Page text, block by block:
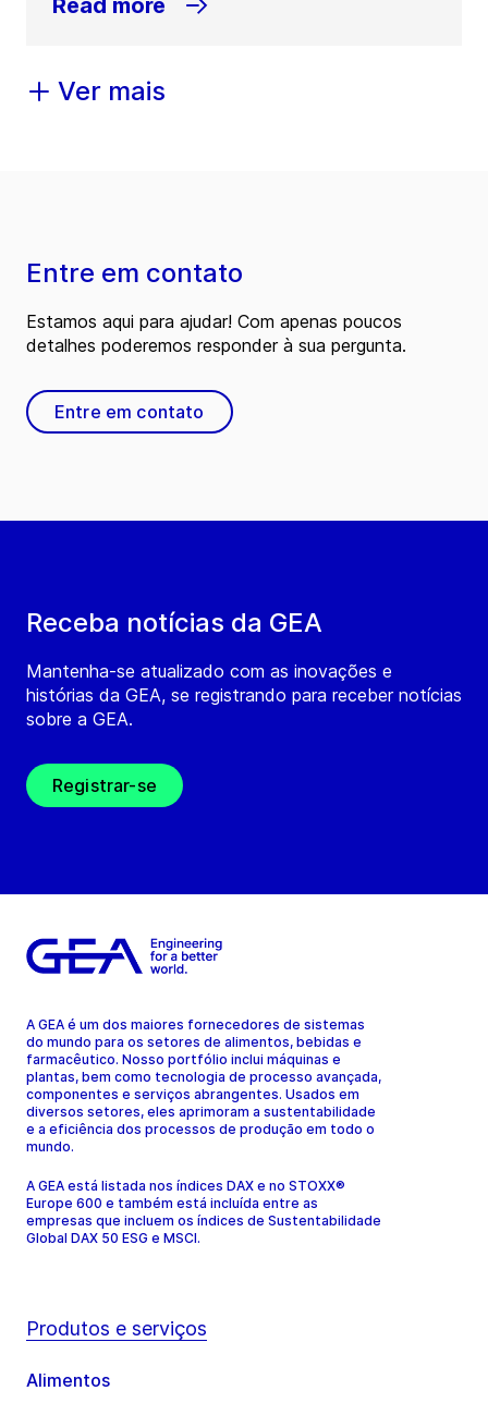
Read more
Ver mais
Receba notícias da GEA
Mantenha-se atualizado com as inovações e
histórias da GEA, se registrando para receber notícias
sobre a GEA.
Registrar-se
Entre em contato
Estamos aqui para ajudar! Com apenas poucos
detalhes poderemos responder à sua pergunta.
Entre em contato
A GEA é um dos maiores fornecedores de sistemas
do mundo para os setores de alimentos, bebidas e
farmacêutico. Nosso portfólio inclui máquinas e
plantas, bem como tecnologia de processo avançada,
componentes e serviços abrangentes. Usados em
diversos setores, eles aprimoram a sustentabilidade
e a eficiência dos processos de produção em todo o
mundo.
A GEA está listada nos índices DAX e no STOXX®
Europe 600 e também está incluída entre as
empresas que incluem os índices de Sustentabilidade
Global DAX 50 ESG e MSCI.
Produtos e serviços
Alimentos